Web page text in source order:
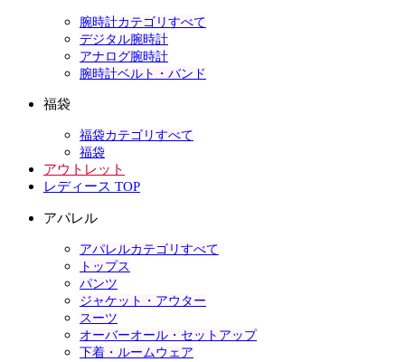
腕時計カテゴリすべて
デジタル腕時計
アナログ腕時計
腕時計ベルト・バンド
福袋
福袋カテゴリすべて
福袋
アウトレット
レディース TOP
アパレル
アパレルカテゴリすべて
トップス
パンツ
ジャケット・アウター
スーツ
オーバーオール・セットアップ
下着・ルームウェア